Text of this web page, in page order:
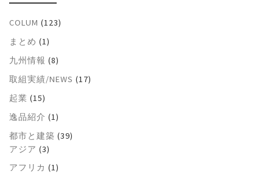
COLUM (123)
まとめ (1)
九州情報 (8)
取組実績/NEWS (17)
起業 (15)
逸品紹介 (1)
都市と建築 (39)
アジア (3)
アフリカ (1)